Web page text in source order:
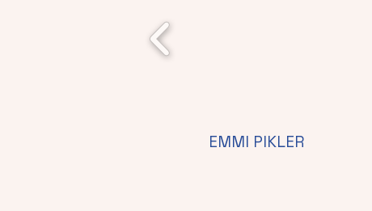
EMMI PIKLER